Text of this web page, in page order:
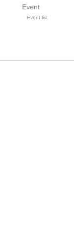
Event
Event list